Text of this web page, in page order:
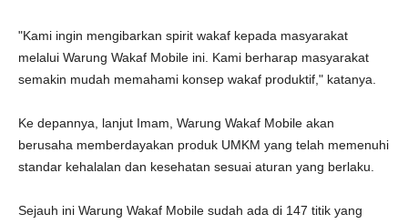
"Kami ingin mengibarkan spirit wakaf kepada masyarakat
melalui Warung Wakaf Mobile ini. Kami berharap masyarakat
semakin mudah memahami konsep wakaf produktif," katanya.
Ke depannya, lanjut Imam, Warung Wakaf Mobile akan
berusaha memberdayakan produk UMKM yang telah memenuhi
standar kehalalan dan kesehatan sesuai aturan yang berlaku.
Sejauh ini Warung Wakaf Mobile sudah ada di 147 titik yang